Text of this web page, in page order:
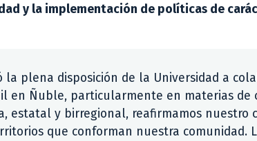
y la implementación de políticas de
la plena disposición de la Universidad a
en Ñuble, particularmente en materias de
estatal y birregional, reafirmamos nuestro
que conforman nuestra comunidad.